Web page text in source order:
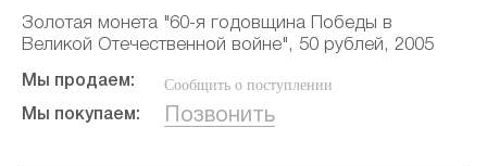
Золотая монета "60-я годовщина Победы в
Великой Отечественной войне", 50 рублей, 2005
Мы продаем: Сообщить о поступлении
Мы покупаем: Позвонить